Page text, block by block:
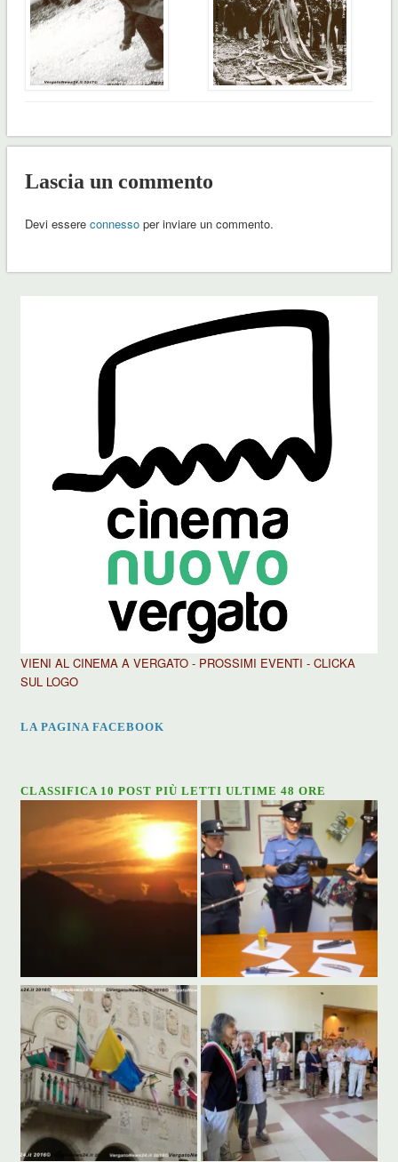
Lascia un commento
Devi essere connessoper inviare un commento.
VIENI AL CINEMA A VERGATO - PROSSIMI EVENTI - CLICKA
SUL LOGO
LA PAGINA FACEBOOK
CLASSIFICA 10 POST PIÙ LETTI ULTIME 48 ORE